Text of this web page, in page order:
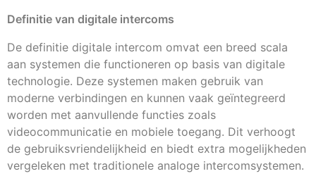
Definitie van digitale intercoms
De definitie digitale intercom omvat een breed scala
aan systemen die functioneren op basis van digitale
technologie. Deze systemen maken gebruik van
moderne verbindingen en kunnen vaak geïntegreerd
worden met aanvullende functies zoals
videocommunicatie en mobiele toegang. Dit verhoogt
de gebruiksvriendelijkheid en biedt extra mogelijkheden
vergeleken met traditionele analoge intercomsystemen.